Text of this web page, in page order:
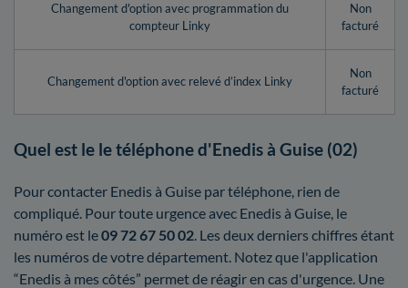
Changement d'option avec programmation du
compteur Linky
Non
facturé
Changement d'option avec relevé d’index Linky
Non
facturé
Quel est le le téléphone d'Enedis à Guise (02)
Pour contacter Enedis à Guise par téléphone, rien de
compliqué. Pour toute urgence avec Enedis à Guise, le
numéro est le09 72 67 50 02 . Les deux derniers chiffres étant
les numéros de votre département. Notez que l'application
“Enedis à mes côtés” permet de réagir en cas d'urgence. Une